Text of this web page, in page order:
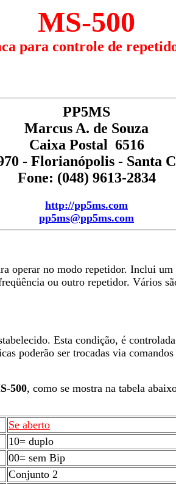
MS-500
para controle de
PP5MS
Marcus A. de Souza
Caixa Postal 6516
- Florianópolis - Santa
Fone: (048) 9613-2834
http://pp5ms.com
pp5ms@pp5ms.com
operar no modo repetidor. Inclui
ou outro repetidor. Vários
Esta condição, é
poderão ser trocadas via
500, como se mostra na tabela
Se aberto
10= duplo
00= sem Bip
Conjunto 2